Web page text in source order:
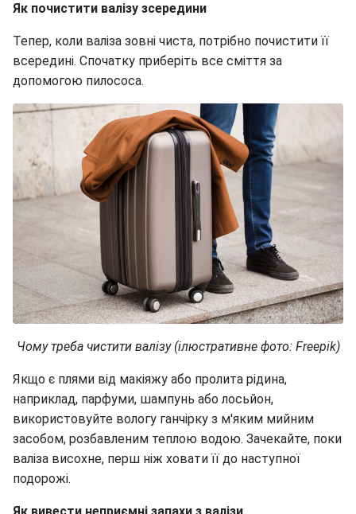
Як почистити валізу зсередини
Тепер, коли валіза зовні чиста, потрібно почистити її
всередині. Спочатку приберіть все сміття за
допомогою пилососа.
Чому треба чистити валізу (ілюстративне фото: Freepik)
Якщо є плями від макіяжу або пролита рідина,
наприклад, парфуми, шампунь або лосьйон,
використовуйте вологу ганчірку з м'яким мийним
засобом, розбавленим теплою водою. Зачекайте, поки
валіза висохне, перш ніж ховати її до наступної
подорожі.